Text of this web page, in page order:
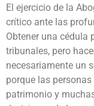
El ejercicio de la
crítico ante las
Obtener una cédula
tribunales, pero
necesariamente un
porque las
patrimonio y